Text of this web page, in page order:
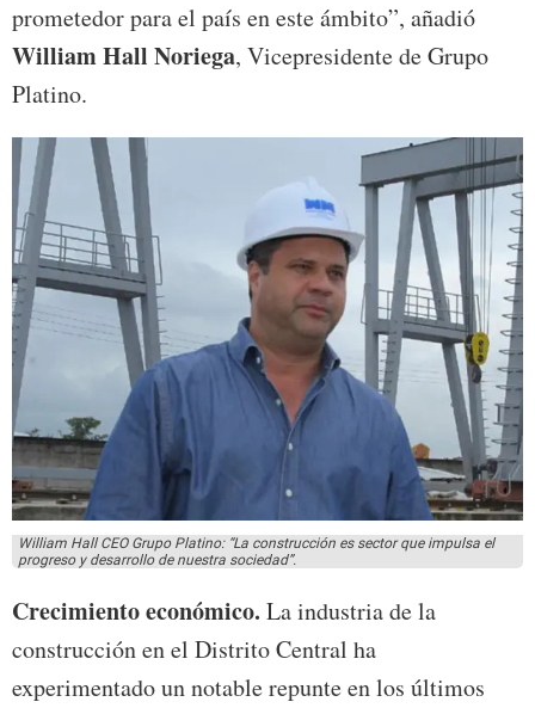
prometedor para el país en este ámbito”, añadió
William Hall Noriega, Vicepresidente de Grupo
Platino.
William Hall CEO Grupo Platino: “La construcción es sector que impulsa el
progreso y desarrollo de nuestra sociedad”.
Crecimiento económico. La industria de la
construcción en el Distrito Central ha
experimentado un notable repunte en los últimos